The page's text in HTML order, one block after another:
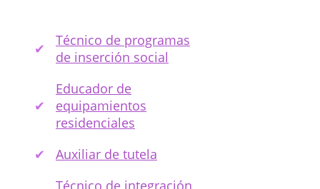
Técnico de programas
de inserción social
Educador de
equipamientos
residenciales
Auxiliar de tutela